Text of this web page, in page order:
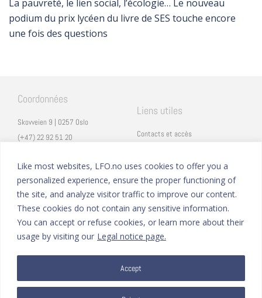
Like most websites, LFO.no uses cookies to offer you a
personalized experience, ensure the proper functioning of
the site, and analyze visitor traffic to improve our content.
These cookies do not contain any sensitive information.
You can accept or refuse cookies, or learn more about their
usage by visiting our Legal notice page.
Accept
La pauvreté, le lien social, l’écologie… Le nouveau
podium du prix lycéen du livre de SES touche encore
une fois des questions
Coordonnées
Skovveien 9 | 0257 Oslo
(+47) 22 92 51 20
Vulkan 11 | 0178 Oslo
Liens utiles
Contacts et accès
Mentions légales
Eduka
ProNote
Suivez nous
Linkedin
Nous formons sur